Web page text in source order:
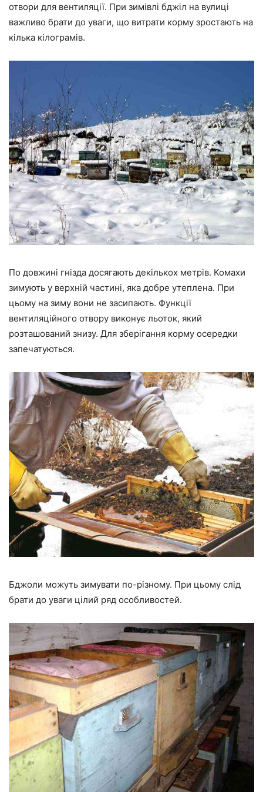
отвори для вентиляції. При зимівлі бджіл на вулиці
важливо брати до уваги, що витрати корму зростають на
кілька кілограмів.
По довжині гнізда досягають декількох метрів. Комахи
зимують у верхній частині, яка добре утеплена. При
цьому на зиму вони не засипають. Функції
вентиляційного отвору виконує льоток, який
розташований знизу. Для зберігання корму осередки
запечатуються.
Бджоли можуть зимувати по-різному. При цьому слід
брати до уваги цілий ряд особливостей.